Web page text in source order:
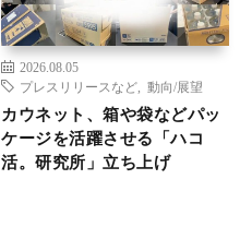
2026.08.05
プレスリリースなど
動向/展望
カウネット、箱や袋などパッ
ケージを活躍させる「ハコ
活。研究所」立ち上げ